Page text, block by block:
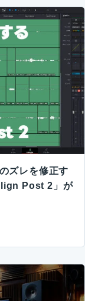
ズレを修正す
Post 2」が